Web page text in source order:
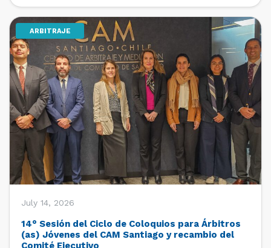
y la Subdirección Ejecutiva y de Asuntos
Internacionales, tras […]
ARBITRAJE
July 14, 2026
14° Sesión del Ciclo de Coloquios para Árbitros
(as) Jóvenes del CAM Santiago y recambio del
Comité Ejecutivo